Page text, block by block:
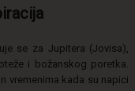
se za Jupitera (Jovisa),
i božanskog poretka.
vremenima kada su napici